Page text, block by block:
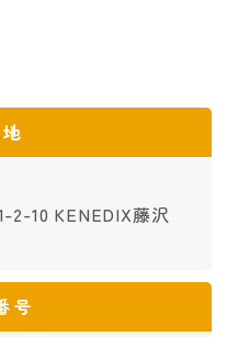
2-10 KENEDIX藤沢
号